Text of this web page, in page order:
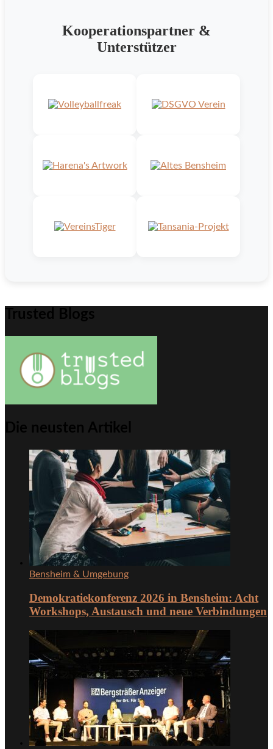
Kooperationspartner &
Unterstützer
Trusted Blogs
Die neusten Artikel
Bensheim & Umgebung
Demokratiekonferenz 2026 in Bensheim: Acht
Workshops, Austausch und neue Verbindungen